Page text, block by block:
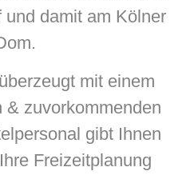
und damit am Kölner
mit einem
& zuvorkommenden
gibt Ihnen
Freizeitplanung